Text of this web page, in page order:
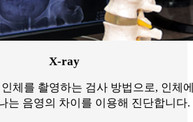
X-ray
체를 촬영하는 검사 방법으로, 인체
는 음영의 차이를 이용해 진단합니다.